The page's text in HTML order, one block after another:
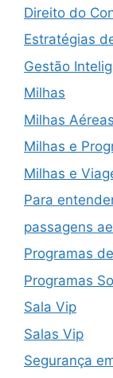
Direito do
Estratégias
Gestão
Milhas
Milhas Aéreas
Milhas e
Milhas e
Para
passagens
Programas
Programas
Sala Vip
Salas Vip
Segurança